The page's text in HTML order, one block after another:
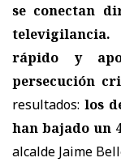
se conectan
rápido y
persecución
resultados: los
han bajado un
alcalde Jaime